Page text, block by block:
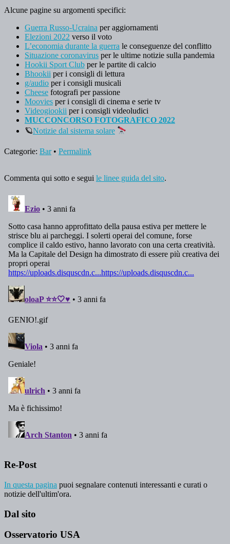
Alcune pagine su argomenti specifici:
Guerra Russo-Ucraina per aggiornamenti
Elezioni 2022 verso il voto
L’economia durante la guerra le conseguenze del conflitto
Situazione coronavirus per le ultime notizie sulla pandemia
Hookii Sport Club per le partite di calcio
Bhookii per i consigli di lettura
g/audio per i consigli musicali
Cheese fotografi per passione
Moovies per i consigli di cinema e serie tv
Videogiookii per i consigli videoludici
MUCCONCORSO FOTOGRAFICO 2022
🪐Notizie dal sistema solare
Categorie: Bar• Permalink
Commenta qui sotto e segui le linee guida del sito.
Re-Post
In questa pagina puoi segnalare contenuti interessanti e curati o
notizie dell'ultim'ora.
Dal sito
Osservatorio USA